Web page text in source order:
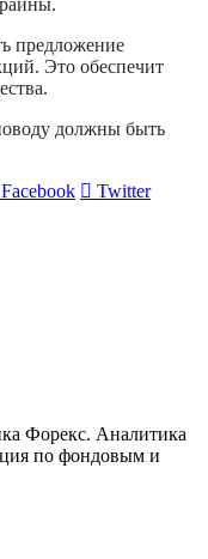
предложение
Это обеспечит
должны быть
Facebook
Twitter
Форекс. Аналитика
по фондовым и